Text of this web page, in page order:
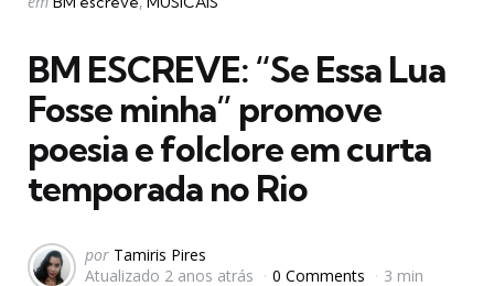
BM ESCREVE: “Se Essa Lua
Fosse minha” promove
poesia e folclore em curta
temporada no Rio
Postado
por
por Tamiris Pires
Atualizado 2 anos atrás 0 Comments 3 min